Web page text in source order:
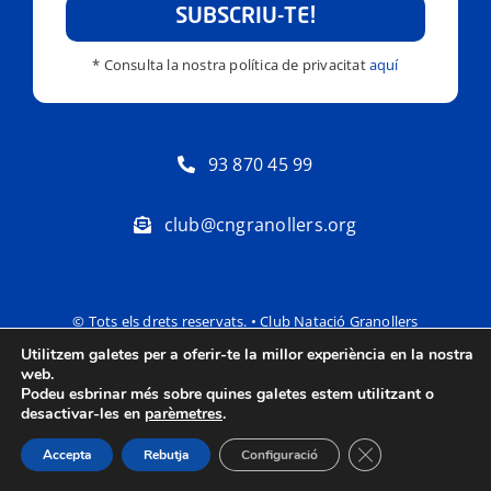
SUBSCRIU-TE!
* Consulta la nostra política de privacitataquí
93 870 45 99
club@cngranollers.org
© Tots els drets reservats. • Club Natació Granollers
Política de privacitat Avís Legal
Utilitzem galetes per a oferir-te la millor experiència en la nostra
web.
Podeu esbrinar més sobre quines galetes estem utilitzant o
desactivar-les en parèmetres.
Accepta Rebutja Configuració Tanca el bàner de